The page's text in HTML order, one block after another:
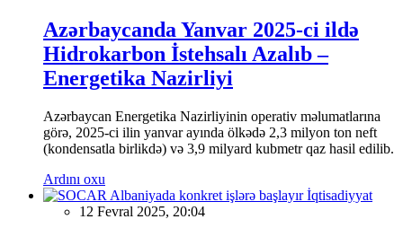
Azərbaycanda Yanvar 2025-ci ildə
Hidrokarbon İstehsalı Azalıb –
Energetika Nazirliyi
Azərbaycan Energetika Nazirliyinin operativ məlumatlarına
görə, 2025-ci ilin yanvar ayında ölkədə 2,3 milyon ton neft
(kondensatla birlikdə) və 3,9 milyard kubmetr qaz hasil edilib.
Ardını oxu
İqtisadiyyat
12 Fevral 2025, 20:04